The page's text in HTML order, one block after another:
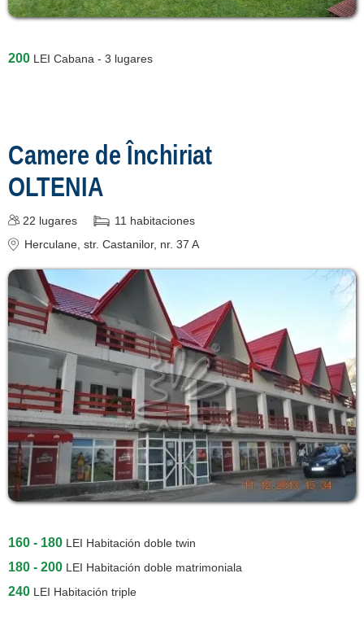
200 LEI Cabana - 3 lugares
Camere de Închiriat
OLTENIA
22 lugares 11
habitaciones
Herculane , str. Castanilor, nr. 37 A
160 - 180 LEI Habitación doble twin
180 - 200 LEI Habitación doble matrimoniala
240 LEI Habitación triple